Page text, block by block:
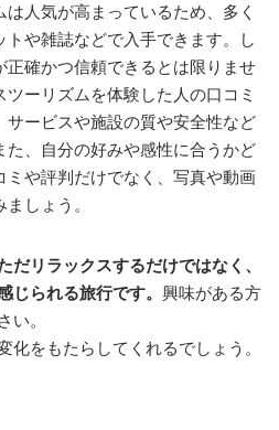
人気が高まっているため、多く
や雑誌などで入手できます。し
正確かつ信頼できるとは限りませ
ーリズムを体験した人の口コミ
サービスや施設の質や安全性など
た、自分の好みや感性に合うかど
ミや評判だけでなく、写真や動画
しょう。
だリラックスするだけではなく、
じられる旅行です。 興味がある方
い。
化をもたらしてくれるでしょう。